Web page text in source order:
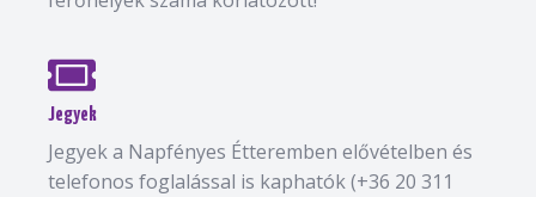
Jegyek
Jegyek a Napfényes Étteremben elővételben és
telefonos foglalással is kaphatók (+36 20 311